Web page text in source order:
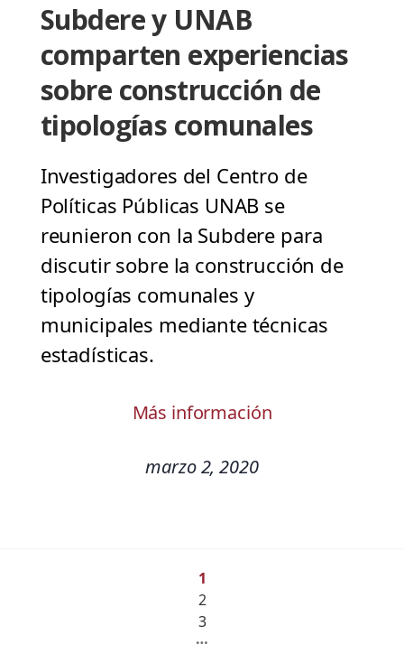
Subdere y UNAB
comparten experiencias
sobre construcción de
tipologías comunales
Investigadores del Centro de
Políticas Públicas UNAB se
reunieron con la Subdere para
discutir sobre la construcción de
tipologías comunales y
municipales mediante técnicas
estadísticas.
Más información
marzo 2, 2020
1
2
3
…